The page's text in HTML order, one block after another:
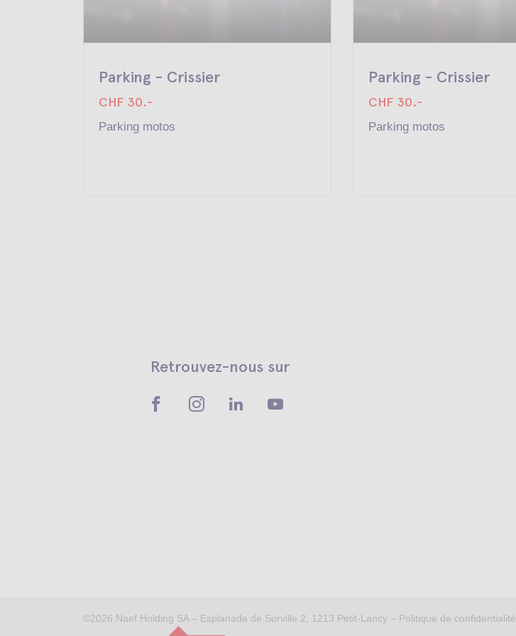
Parking - Crissier
CHF 30.-
Parking motos
Parking - Crissier
CHF 30.-
Parking motos
Retrouvez-nous sur
©2026 Naef Holding SA – Esplanade de Surville 2, 1213 Petit-Lancy – Politique de confidentialité